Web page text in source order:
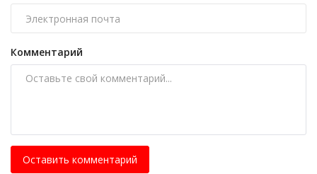
Комментарий
Оставить комментарий